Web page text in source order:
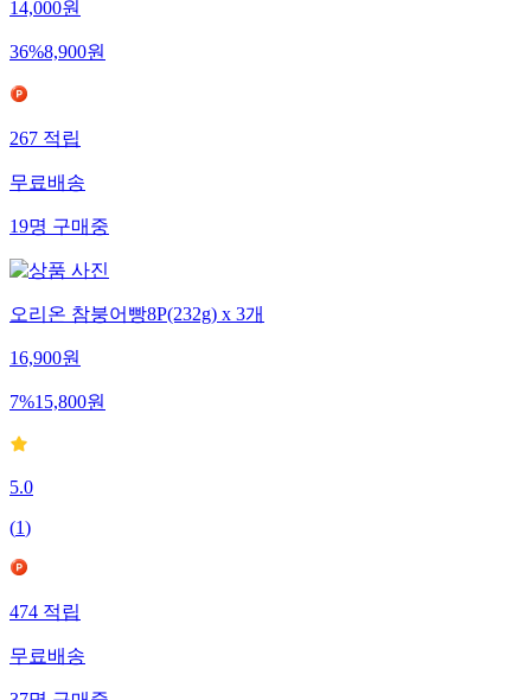
14,000원
36%8,900원
267적립
무료배송
19명구매중
오리온 참붕어빵8P(232g) x 3개
16,900원
7%15,800원
5.0
(1)
474적립
무료배송